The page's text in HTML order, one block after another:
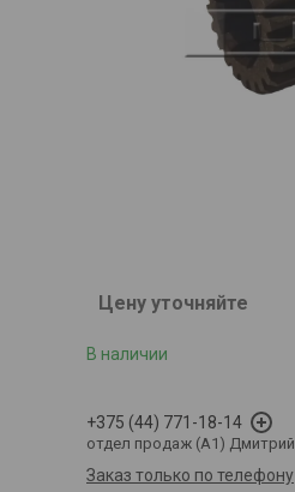
Цену уточняйте
В наличии
+375 (44) 771-18-14
отдел продаж (A1) Дмитрий
Заказ только по телефону